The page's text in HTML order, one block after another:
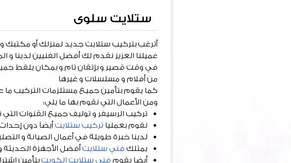
ستلايت سلوى
أترغب بتركيب ستلايت جديد لمنزلك أو
عميلنا العزيز نقدم لك أفضل الفنيين لدينا و
في وقت قصير و بإتقان تام و بمكان يلقط
من أفلام و مسلسلات و غيرها
كما يقوم بتأمين جميع مستلزمات التركيب
ومن الأعمال التي نقوم بها ما يلي:
تركيب الرسيفر و توليف جميع القنوات
نقوم بعمليا تركيب ستلايتأيضاً دون
لدينا خبرة طويلة في أعمال الصيانة و
يمتلكفني ستلايتأفضل الأجهزة
أيضا يقومفني ستلايت الكويتبتأمين